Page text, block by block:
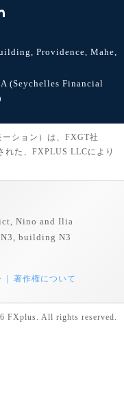
Providence, Mahe,
(Seychelles Financial
ション）は、FXGT社
れた、FXPLUS LLCにより
Nino and Ilia
building N3
著作権について
FXplus. All rights reserved.